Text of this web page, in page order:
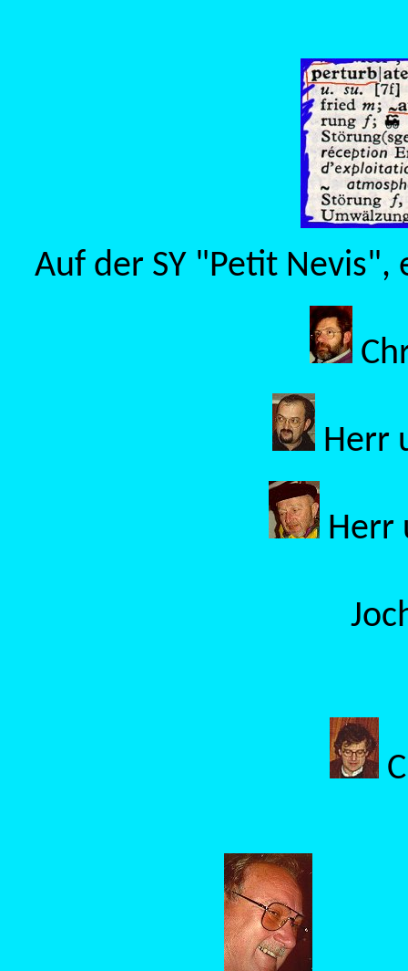
Auf der SY "Petit
Herr
Herr